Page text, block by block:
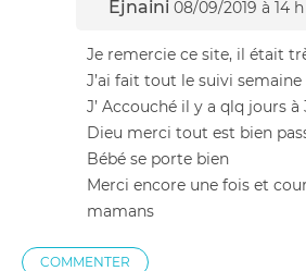
Ejnaini 08/09/2019 à 14
Je remercie ce site, il était
J’ai fait tout le suivi
J’ Accouché il y a qlq jours à
Dieu merci tout est bien
Bébé se porte bien
Merci encore une fois et
mamans
COMMENTER